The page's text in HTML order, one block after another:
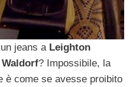
jeans a Leighton
? Impossibile, la
è come se avesse proibito